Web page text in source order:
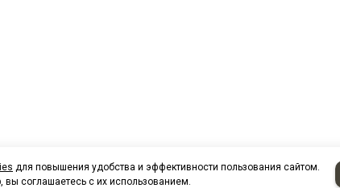
для повышения удобства и эффективности пользования сайтом.
вы соглашаетесь с их использованием.